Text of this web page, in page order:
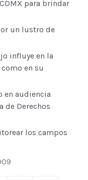
para brindar
un lustro de
influye en la
en su
en audiencia
de Derechos
los campos